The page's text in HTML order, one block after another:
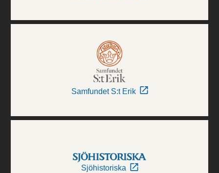
Samfundet S:t Erik
Sjöhistoriska